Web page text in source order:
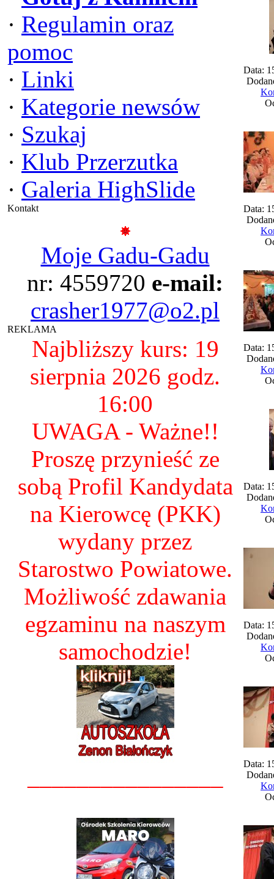
· Regulamin oraz
pomoc
· Linki
· Kategorie newsów
· Szukaj
· Klub Przerzutka
· Galeria HighSlide
Kontakt
Moje Gadu-Gadu
nr: 4559720 e-mail:
crasher1977@o2.pl
REKLAMA
Najbliższy kurs: 19
sierpnia 2026 godz.
16:00
UWAGA - Ważne!!
Proszę przynieść ze
sobą Profil Kandydata
na Kierowcę (PKK)
wydany przez
Starostwo Powiatowe.
Możliwość zdawania
egzaminu na naszym
samochodzie!
Data:
Data:
Data:
Data:
Data:
Data: